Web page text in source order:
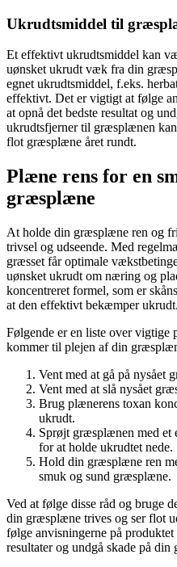
Ukrudtsmiddel til
Et effektivt ukrudtsmiddel kan
uønsket ukrudt væk fra din
egnet ukrudtsmiddel, f.eks.
effektivt. Det er vigtigt at følge
at opnå det bedste resultat og
ukrudtsfjerner til græsplænen
flot græsplæne året rundt.
Plæne rens for en
græsplæne
At holde din græsplæne ren og
trivsel og udseende. Med
græsset får optimale
uønsket ukrudt om næring og
koncentreret formel, som er
at den effektivt bekæmper ukrudt.
Følgende er en liste over vigtige
kommer til plejen af din
Vent med at gå på nysået
Vent med at slå nysået
Brug plænerens toxan
ukrudt.
Sprøjt græsplænen med et
for at holde ukrudtet nede.
Hold din græsplæne ren
smuk og sund græsplæne.
Ved at følge disse råd og bruge
din græsplæne trives og ser flot
følge anvisningerne på
resultater og undgå skade på